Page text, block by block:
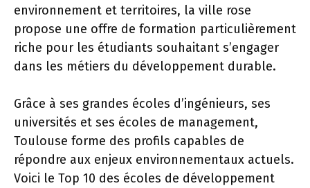
environnement et territoires, la ville rose
propose une offre de formation particulièrement
riche pour les étudiants souhaitant s’engager
dans les métiers du développement durable.
Grâce à ses grandes écoles d’ingénieurs, ses
universités et ses écoles de management,
Toulouse forme des profils capables de
répondre aux enjeux environnementaux actuels.
Voici le Top 10 des écoles de développement